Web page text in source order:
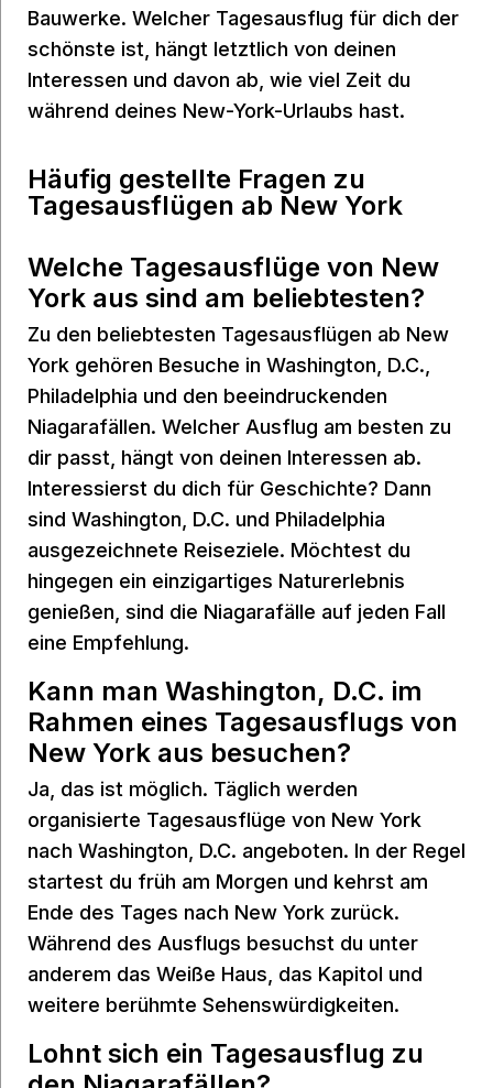
Bauwerke. Welcher Tagesausflug für dich der
schönste ist, hängt letztlich von deinen
Interessen und davon ab, wie viel Zeit du
während deines New-York-Urlaubs hast.
Häufig gestellte Fragen zu
Tagesausflügen ab New York
Welche Tagesausflüge von New
York aus sind am beliebtesten?
Zu den beliebtesten Tagesausflügen ab New
York gehören Besuche in Washington, D.C.,
Philadelphia und den beeindruckenden
Niagarafällen. Welcher Ausflug am besten zu
dir passt, hängt von deinen Interessen ab.
Interessierst du dich für Geschichte? Dann
sind Washington, D.C. und Philadelphia
ausgezeichnete Reiseziele. Möchtest du
hingegen ein einzigartiges Naturerlebnis
genießen, sind die Niagarafälle auf jeden Fall
eine Empfehlung.
Kann man Washington, D.C. im
Rahmen eines Tagesausflugs von
New York aus besuchen?
Ja, das ist möglich. Täglich werden
organisierte Tagesausflüge von New York
nach Washington, D.C. angeboten. In der Regel
startest du früh am Morgen und kehrst am
Ende des Tages nach New York zurück.
Während des Ausflugs besuchst du unter
anderem das Weiße Haus, das Kapitol und
weitere berühmte Sehenswürdigkeiten.
Lohnt sich ein Tagesausflug zu